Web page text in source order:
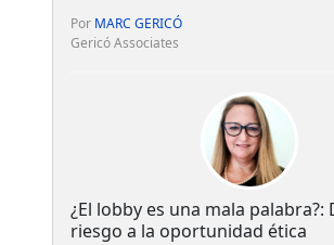
Por MARC GERICÓ
Gericó Associates
¿El lobby es una mala palabra?:
riesgo a la oportunidad ética